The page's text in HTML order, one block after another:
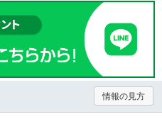
情報の見方